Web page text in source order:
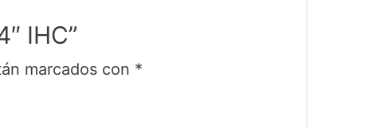
IHC”
marcados con *